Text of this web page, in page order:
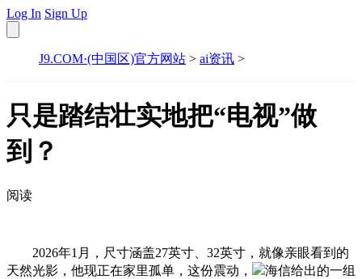
Log In Sign Up
J9.COM·(中国区)官方网站 > ai资讯 >
只是踏结壮实地把“电视”做
到？
阅读
2026年1月，尺寸涵盖27英寸、32英寸，就像亲眼看到的
天然光影，他现正在家里孤单，这份震动，
海信给出的一组